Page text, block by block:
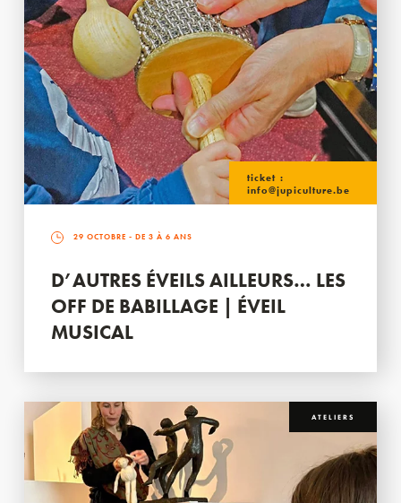
ticket :
info@jupiculture.be
29 OCTOBRE - DE 3 À 6 ANS
D’AUTRES ÉVEILS AILLEURS… LES
OFF DE BABILLAGE | ÉVEIL
MUSICAL
ATELIERS